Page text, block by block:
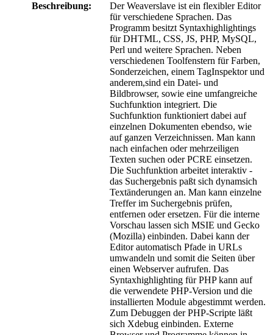
Beschreibung:
Der Weaverslave ist ein flexibler Editor
für verschiedene Sprachen. Das
Programm besitzt Syntaxhighlightings
für DHTML, CSS, JS, PHP, MySQL,
Perl und weitere Sprachen. Neben
verschiedenen Toolfenstern für Farben,
Sonderzeichen, einem TagInspektor und
anderem,sind ein Datei- und
Bildbrowser, sowie eine umfangreiche
Suchfunktion integriert. Die
Suchfunktion funktioniert dabei auf
einzelnen Dokumenten ebendso, wie
auf ganzen Verzeichnissen. Man kann
nach einfachen oder mehrzeiligen
Texten suchen oder PCRE einsetzen.
Die Suchfunktion arbeitet interaktiv -
das Suchergebnis paßt sich dynamsich
Textänderungen an. Man kann einzelne
Treffer im Suchergebnis prüfen,
entfernen oder ersetzen. Für die interne
Vorschau lassen sich MSIE und Gecko
(Mozilla) einbinden. Dabei kann der
Editor automatisch Pfade in URLs
umwandeln und somit die Seiten über
einen Webserver aufrufen. Das
Syntaxhighlighting für PHP kann auf
die verwendete PHP-Version und die
installierten Module abgestimmt werden.
Zum Debuggen der PHP-Scripte läßt
sich Xdebug einbinden. Externe